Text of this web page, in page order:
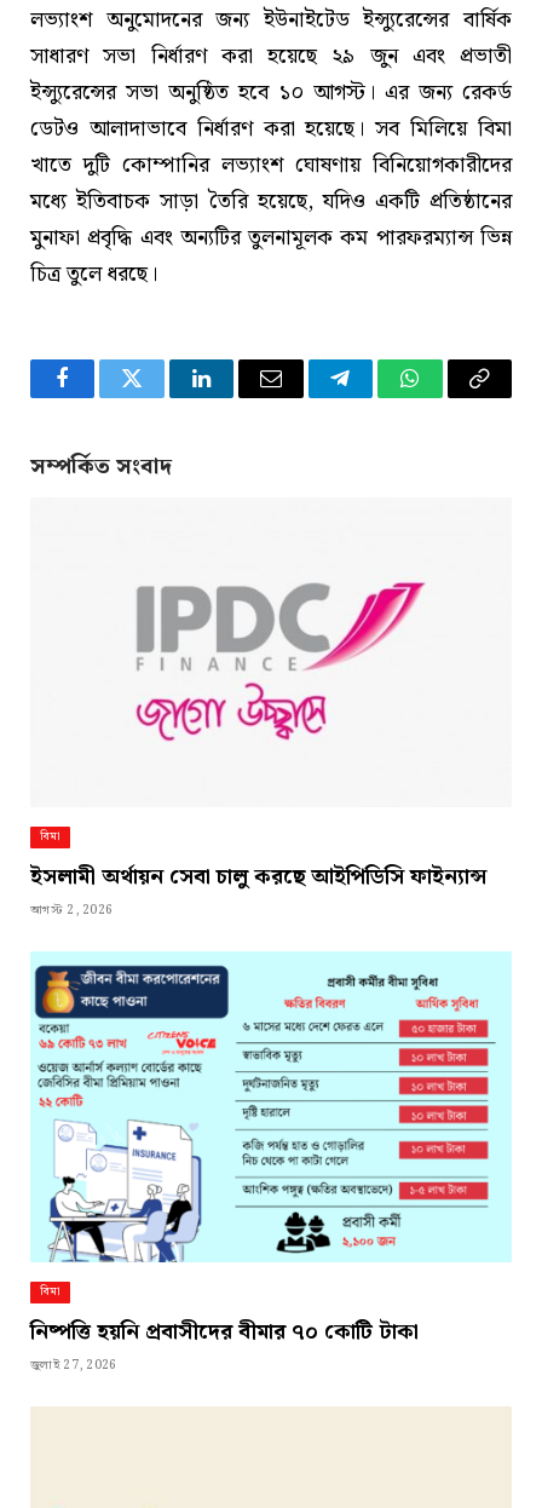
লভ্যাংশ অনুমোদনের জন্য ইউনাইটেড ইন্স্যুরেন্সের বার্ষিক
সাধারণ সভা নির্ধারণ করা হয়েছে ২৯ জুন এবং প্রভাতী
ইন্স্যুরেন্সের সভা অনুষ্ঠিত হবে ১০ আগস্ট। এর জন্য রেকর্ড
ডেটও আলাদাভাবে নির্ধারণ করা হয়েছে। সব মিলিয়ে বিমা
খাতে দুটি কোম্পানির লভ্যাংশ ঘোষণায় বিনিয়োগকারীদের
মধ্যে ইতিবাচক সাড়া তৈরি হয়েছে, যদিও একটি প্রতিষ্ঠানের
মুনাফা প্রবৃদ্ধি এবং অন্যটির তুলনামূলক কম পারফরম্যান্স ভিন্ন
চিত্র তুলে ধরছে।
FacebookTwitter LinkedInEmail TelegramWhatsApp
Copy
সম্পর্কিত সংবাদ
বিমা
ইসলামী অর্থায়ন সেবা চালু করছে আইপিডিসি ফাইন্যান্স
আগস্ট 2, 2026
বিমা
নিষ্পত্তি হয়নি প্রবাসীদের বীমার ৭০ কোটি টাকা
জুলাই 27, 2026